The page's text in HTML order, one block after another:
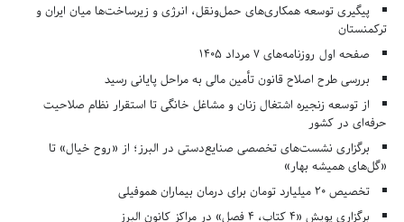
پیگیری توسعه همکاری‌های حمل‌ونقل، انرژی و زیرساخت‌ها میان ایران و
ترکمنستان
صفحه اول روزنامه‌های 7 مرداد 1405
بررسی طرح اصلاح قانون تأمین مالی به مراحل پایانی رسید
از توسعه زنجیره اشتغال زنان و مشاغل خانگی تا استقرار نظام صلاحیت
حرفه‌ای در کشور
برگزاری نشست‌های تخصصی صنایع‌دستی در البرز؛ از «روح خیال» تا
«گل‌های همیشه بهار»
تخصیص ۲۰ میلیارد تومان برای درمان بیماران هموفیلی
برگزاری پویش «۴ کتاب، ۴ فصل» در مراکز کانون البرز